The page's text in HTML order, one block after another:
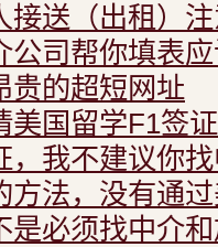
接送（出租）
公司帮你填表
贵的超短网址
美国留学F1签
，我不建议你
方法，没有通
是必须找中介